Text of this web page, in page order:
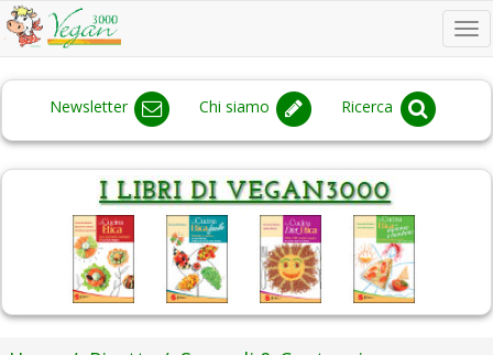
Newsletter Chi siamo Ricerca